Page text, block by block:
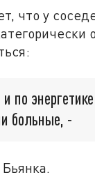
что у
по
больные, -